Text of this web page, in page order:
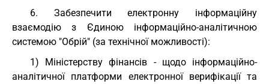
6. Забезпечити електронну інформаційну
взаємодію з Єдиною інформаційно-аналітичною
системою "Обрій" (за технічної можливості):
1) Міністерству фінансів - щодо інформаційно-
аналітичної платформи електронної верифікації та